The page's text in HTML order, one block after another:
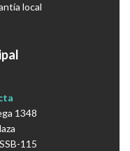
local
1348
115